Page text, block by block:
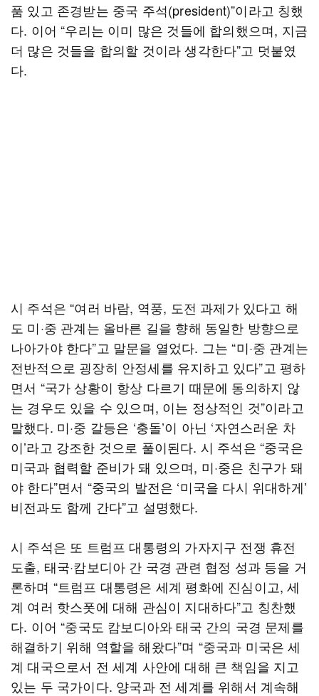
품 있고 존경받는 중국 주석(president)”이라고 칭했
다. 이어 “우리는 이미 많은 것들에 합의했으며, 지금
더 많은 것들을 합의할 것이라 생각한다”고 덧붙였
다.
시 주석은 “여러 바람, 역풍, 도전 과제가 있다고 해
도 미·중 관계는 올바른 길을 향해 동일한 방향으로
나아가야 한다”고 말문을 열었다. 그는 “미·중 관계는
전반적으로 굉장히 안정세를 유지하고 있다”고 평하
면서 “국가 상황이 항상 다르기 때문에 동의하지 않
는 경우도 있을 수 있으며, 이는 정상적인 것”이라고
말했다. 미·중 갈등은 ‘충돌’이 아닌 ‘자연스러운 차
이’라고 강조한 것으로 풀이된다. 시 주석은 “중국은
미국과 협력할 준비가 돼 있으며, 미·중은 친구가 돼
야 한다”면서 “중국의 발전은 ‘미국을 다시 위대하게’
비전과도 함께 간다”고 설명했다.
시 주석은 또 트럼프 대통령의 가자지구 전쟁 휴전
도출, 태국·캄보디아 간 국경 관련 협정 성과 등을 거
론하며 “트럼프 대통령은 세계 평화에 진심이고, 세
계 여러 핫스폿에 대해 관심이 지대하다”고 칭찬했
다. 이어 “중국도 캄보디아와 태국 간의 국경 문제를
해결하기 위해 역할을 해왔다”며 “중국과 미국은 세
계 대국으로서 전 세계 사안에 대해 큰 책임을 지고
있는 두 국가이다. 양국과 전 세계를 위해서 계속해